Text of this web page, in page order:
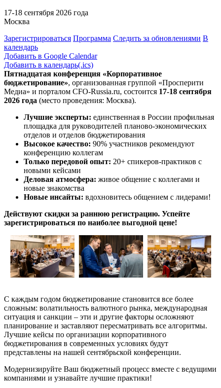
17-18 сентября 2026 года
Москва
Зарегистрироваться Программа Следить за обновлениями В
календарь
Добавить в Google Calendar
Добавить в календарь(.ics)
Пятнадцатая конференция «Корпоративное
бюджетирование», организованная группой «Просперити
Медиа» и порталом CFO-Russia.ru, состоится 17-18 сентября
2026 года (место проведения: Москва).
Лучшие эксперты: единственная в России профильная
площадка для руководителей планово-экономических
отделов и отделов бюджетирования
Высокое качество: 90% участников рекомендуют
конференцию коллегам
Только передовой опыт: 20+ спикеров-практиков с
новыми кейсами
Деловая атмосфера: живое общение с коллегами и
новые знакомства
Новые инсайты: вдохновитесь общением с лидерами!
Действуют скидки за раннюю регистрацию. Успейте
зарегистрироваться по наиболее выгодной цене!
С каждым годом бюджетирование становится все более
сложным: волатильность валютного рынка, международная
ситуация и санкции – эти и другие факторы осложняют
планирование и заставляют пересматривать все алгоритмы.
Лучшие кейсы по организации корпоративного
бюджетирования в современных условиях будут
представлены на нашей сентябрьской конференции.
Модернизируйте Ваш бюджетный процесс вместе с ведущими
компаниями и узнавайте лучшие практики!